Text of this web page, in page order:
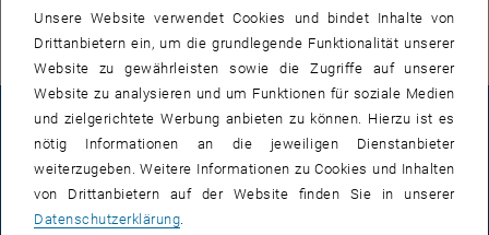
und Photonische Technologien
Veranstaltungen
Es gibt keine Veranstaltungen in der aktuellen Ansicht.
IMPRESSUM
BARRIEREFREIHEITSERKLÄRUNG
Unsere Website verwendet Cookies und bindet Inhalte von
Drittanbietern ein, um die grundlegende Funktionalität unserer
Website zu gewährleisten sowie die Zugriffe auf unserer
Website zu analysieren und um Funktionen für soziale Medien
und zielgerichtete Werbung anbieten zu können. Hierzu ist es
nötig Informationen an die jeweiligen Dienstanbieter
weiterzugeben. Weitere Informationen zu Cookies und Inhalten
von Drittanbietern auf der Website finden Sie in unserer
Datenschutzerklärung.